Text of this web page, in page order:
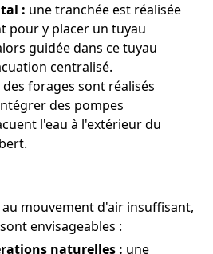
: une tranchée est réalisée
pour y placer un tuyau
guidée dans ce tuyau
centralisé.
des forages sont réalisés
des pompes
l'eau à l'extérieur du
mouvement d'air insuffisant,
envisageables :
naturelles : une